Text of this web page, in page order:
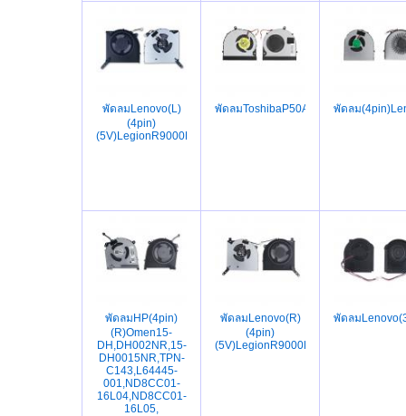
พัดลมLenovo(L)
(4pin)
พัดลม พัดลม
พัดลมHP(4pin)
(R)Omen15-
DH,DH002NR,15-
DH0015NR,TPN-
C143,L64445-
001,ND8CC01-
16L04,ND8CC01-
16L05,
พัดลมLenovo(R)
(4pin)
พัดลม